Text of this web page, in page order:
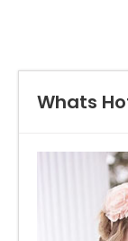
Whats